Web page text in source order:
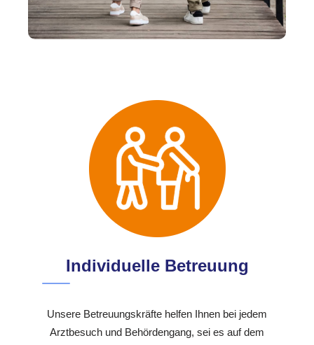
Individuelle Betreuung
Unsere Betreuungskräfte helfen Ihnen bei jedem
Arztbesuch und Behördengang, sei es auf dem